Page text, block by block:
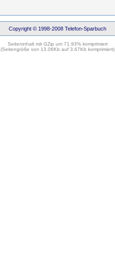
Copyright © 1998-2008 Telefon-Sparbuch
Seiteninhalt mit GZip um 71.93% komprimiert
(Seitengröße von 13.06Kb auf 3.67Kb komprimiert)